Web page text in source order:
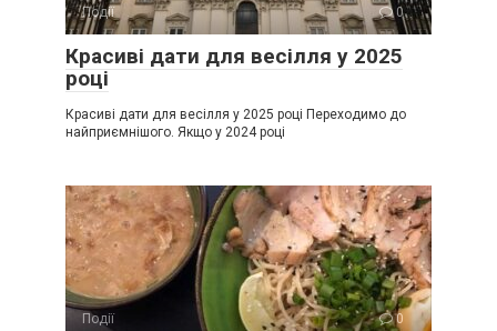
Події 0
Красиві дати для весілля у 2025
році
Красиві дати для весілля у 2025 році Переходимо до
найприємнішого. Якщо у 2024 році
Події 0